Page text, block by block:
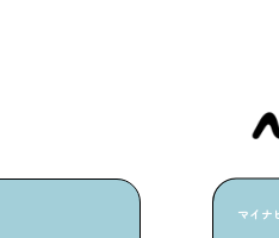
マイナ